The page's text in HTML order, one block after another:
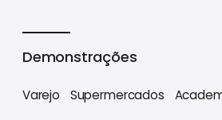
Demonstrações
Varejo Supermercados